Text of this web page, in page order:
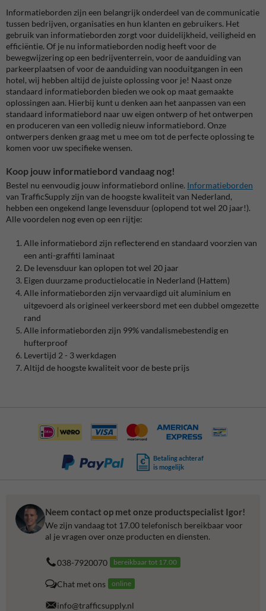
Informatieborden zijn een belangrijk onderdeel van de communicatie
tussen bedrijven, organisaties en hun klanten en gebruikers. Het
gebruik van informatieborden zorgt voor duidelijkheid, veiligheid en
efficiëntie. Of je nu informatieborden nodig heeft voor de
bewegwijzering op een bedrijventerrein, voor de aanduiding van
parkeerplaatsen of voor de aanduiding van nooduitgangen in een
hotel, wij hebben altijd de juiste oplossing voor je! Naast onze
standaard informatieborden bieden we ook op maat gemaakte
oplossingen aan. Hierbij kunt u denken aan het aanpassen van een
standaard informatiebord naar uw eigen ontwerp of het ontwerpen
en produceren van een volledig nieuw informatiebord. Onze
ontwerpers denken graag met u mee om tot de perfecte oplossing te
komen voor uw specifieke wensen.
Koop jouw informatiebord vandaag nog!
Bestel nu eenvoudig jouw informatiebord online. Informatieborden
van TrafficSupply zijn van de hoogste kwaliteit van Nederland,
hebben een ongekend lange levensduur (oplopend tot wel 20 jaar!).
Alle voordelen nog even op een rijtje:
Alle informatiebord zijn reflecterend en standaard voorzien van
een anti-graffiti laminaat
De levensduur kan oplopen tot wel 20 jaar
Eigen duurzame productielocatie in Nederland (Hattem)
Alle informatieborden zijn vervaardigd uit aluminium en
uitgevoerd als origineel verkeersbord met een dubbel omgezette
rand
Alle informatieborden zijn 99% vandalismebestendig en
hufterproof
Levertijd 2 - 3 werkdagen
Altijd de hoogste kwaliteit voor de beste prijs
Betaling achteraf
is mogelijk
Neem contact op met onze productspecialist Igor!
We zijn vandaag tot 17.00 telefonisch bereikbaar voor
al je vragen over onze producten en diensten.
038-7920070 bereikbaar tot 17.00
Chat met ons online
info@trafficsupply.nl